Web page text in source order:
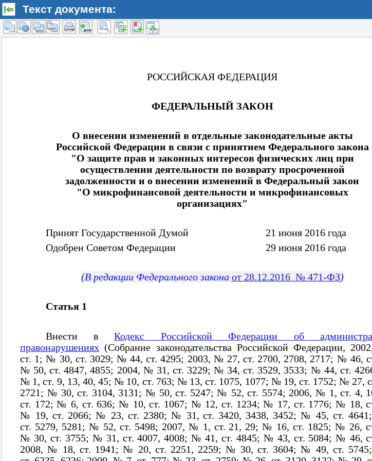
Текст документа: